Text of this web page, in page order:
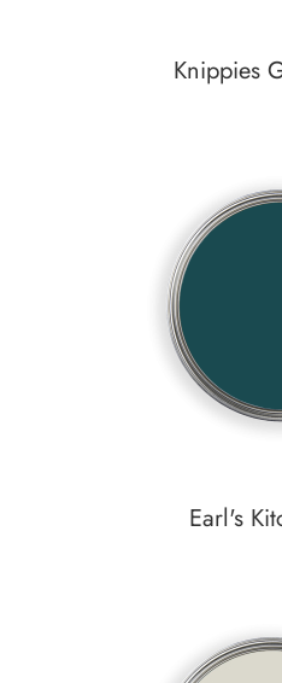
Knippies
Auf den Wunschzettel
Earl's